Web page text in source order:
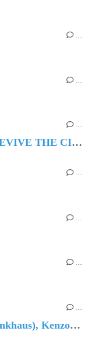
…
…
CLINIQUE LACUNA ○ WE CAN REVIVE THE CITY
…
…
…
🔵 Avec The Quiet House (Live at Funkhaus), Kenzo Zurzolo livre une performance aussi intense qu'envoûtante.